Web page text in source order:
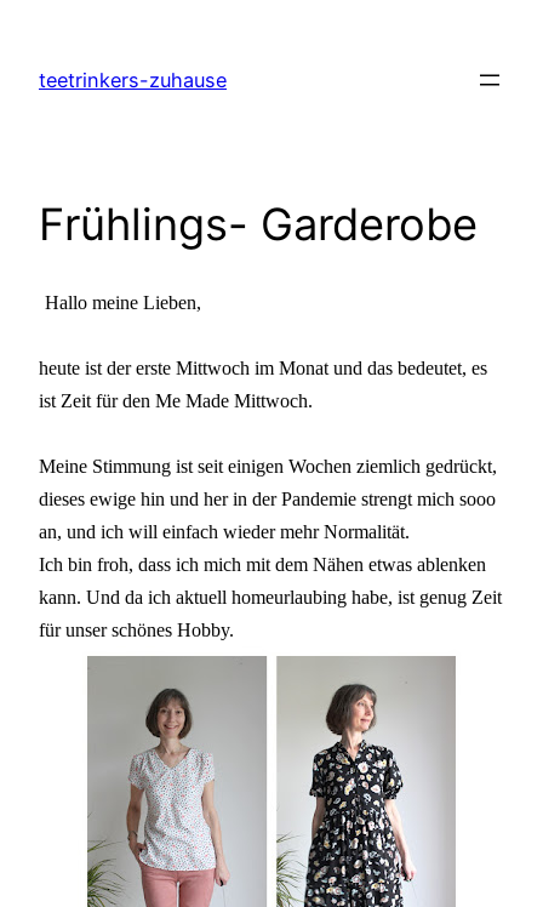
springen
teetrinkers-zuhause
Frühlings- Garderobe
Hallo meine Lieben,
heute ist der erste Mittwoch im Monat und das bedeutet, es
ist Zeit für den Me Made Mittwoch.
Meine Stimmung ist seit einigen Wochen ziemlich gedrückt,
dieses ewige hin und her in der Pandemie strengt mich sooo
an, und ich will einfach wieder mehr Normalität.
Ich bin froh, dass ich mich mit dem Nähen etwas ablenken
kann. Und da ich aktuell homeurlaubing habe, ist genug Zeit
für unser schönes Hobby.